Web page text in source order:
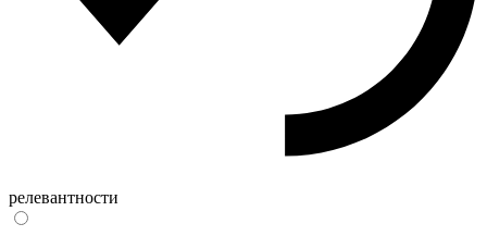
релевантности